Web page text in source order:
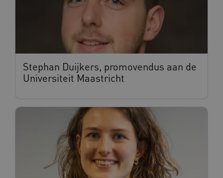
Stephan Duijkers, promovendus aan de
Universiteit Maastricht